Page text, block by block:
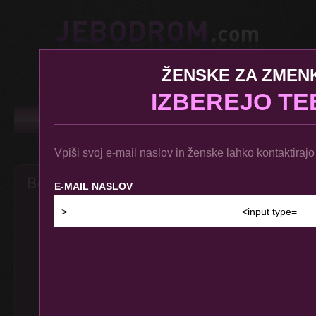
|
ŽENSKE ZA
IZBEREJO
Vpiši svoj e-mail naslov in ženske lahko
E-MAIL NASLOV